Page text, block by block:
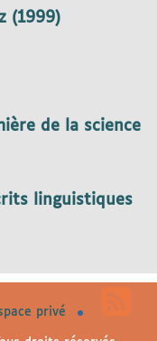
(1999)
de la science
linguistiques
privé